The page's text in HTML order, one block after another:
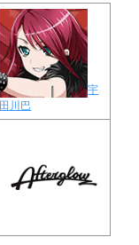
宇
田川巴